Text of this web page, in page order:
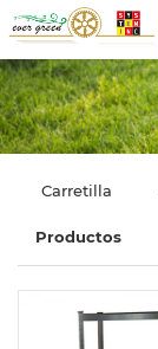
Carretilla
Productos